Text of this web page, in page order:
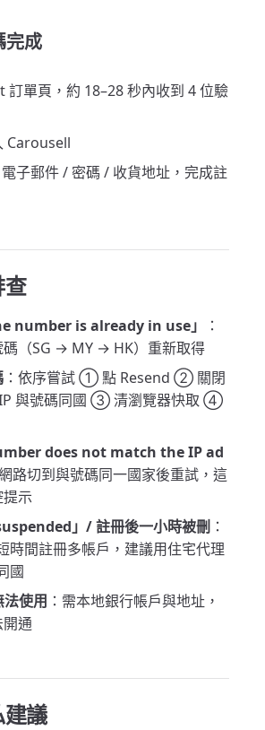
完成
訂單頁，約 18–28 秒內收到 4 位驗
Carousell
子郵件 / 密碼 / 收貨地址，完成註
number is already in use」
：
碼（SG → MY → HK）重新取得
：依序嘗試 ① 點 Resend ② 關閉
與號碼同國 ③ 清瀏覽器快取 ④
does not match the IP ad
網路切到與號碼同一國家後重試，這
示
」/ 註冊後一小時被刪 ：
時間註冊多帳戶，建議用住宅代理
國
使用 ：需本地銀行帳戶與地址，
通
議